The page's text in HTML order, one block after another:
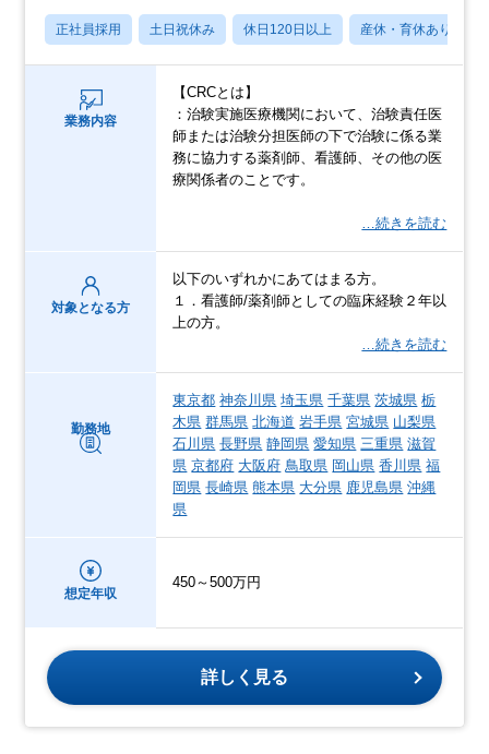
正社員採用 土日祝休み 休日120日以上 産休・育休あり
業務内容
【CRCとは】
：治験実施医療機関において、治験責任医
師または治験分担医師の下で治験に係る業
務に協力する薬剤師、看護師、その他の医
療関係者のことです。
…続きを読む
対象となる方
以下のいずれかにあてはまる方。
１．看護師/薬剤師としての臨床経験２年以
上の方。
…続きを読む
勤務地
東京都 神奈川県 埼玉県 千葉県 茨城県 栃
木県 群馬県 北海道 岩手県 宮城県 山梨県
石川県 長野県 静岡県 愛知県 三重県 滋賀
県 京都府 大阪府 鳥取県 岡山県 香川県 福
岡県 長崎県 熊本県 大分県 鹿児島県 沖縄
県
想定年収
450～500万円
詳しく見る